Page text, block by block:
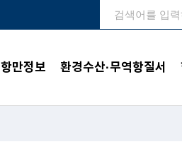
항만정보 환경수산·무역항질서